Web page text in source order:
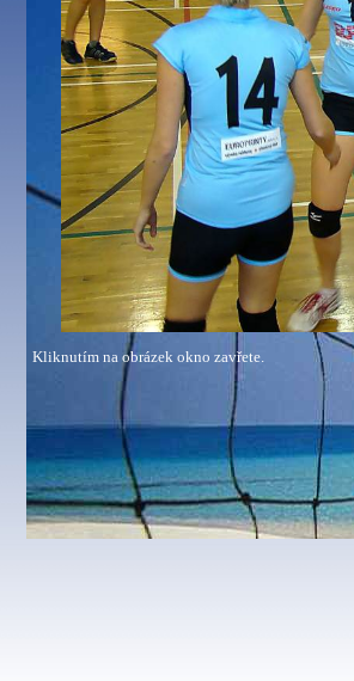
Kliknutím na obrázek okno zavřete.